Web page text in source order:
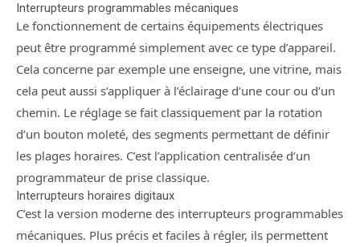
Interrupteurs programmables mécaniques
Le fonctionnement de certains équipements électriques
peut être programmé simplement avec ce type d’appareil.
Cela concerne par exemple une enseigne, une vitrine, mais
cela peut aussi s’appliquer à l’éclairage d’une cour ou d’un
chemin. Le réglage se fait classiquement par la rotation
d’un bouton moleté, des segments permettant de définir
les plages horaires. C’est l’application centralisée d’un
programmateur de prise classique.
Interrupteurs horaires digitaux
C’est la version moderne des interrupteurs programmables
mécaniques. Plus précis et faciles à régler, ils permettent